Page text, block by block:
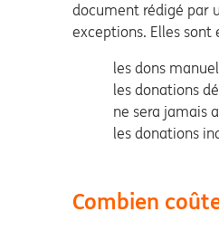
document rédigé par
exceptions. Elles sont
les dons
les donations
ne sera jamais
les donations
Combien